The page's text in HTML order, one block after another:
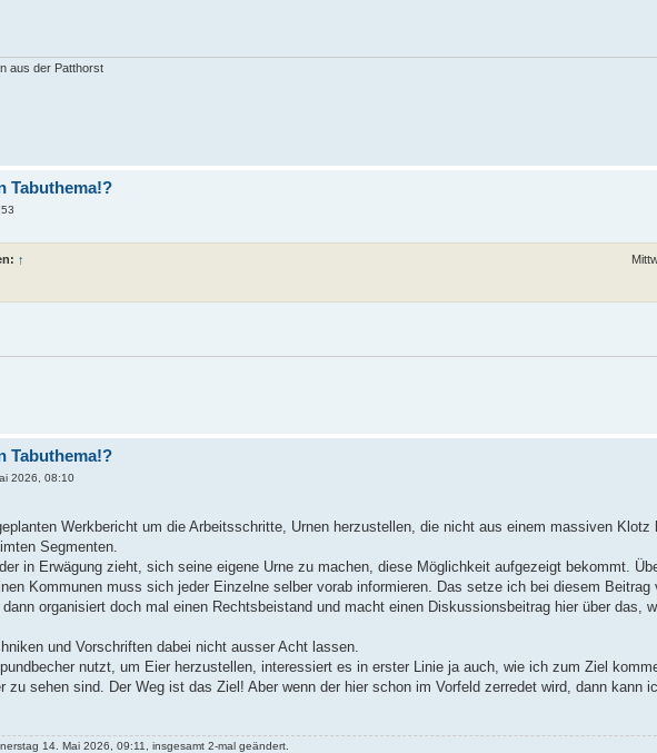
aus der Patthorst
Tabuthema!?
↑
Tabuthema!?
2026, 08:10
Werkbericht um die Arbeitsschritte, Urnen herzustellen, die nicht aus einem massiven Klotz
Segmenten.
in Erwägung zieht, sich seine eigene Urne zu machen, diese Möglichkeit aufgezeigt bekommt.
Kommunen muss sich jeder Einzelne selber vorab informieren. Das setze ich bei diesem Beitrag
organisiert doch mal einen Rechtsbeistand und macht einen Diskussionsbeitrag hier über das,
und Vorschriften dabei nicht ausser Acht lassen.
nutzt, um Eier herzustellen, interessiert es in erster Linie ja auch, wie ich zum Ziel
zu sehen sind. Der Weg ist das Ziel! Aber wenn der hier schon im Vorfeld zerredet wird, dann kann
14. Mai 2026, 09:11, insgesamt 2-mal geändert.